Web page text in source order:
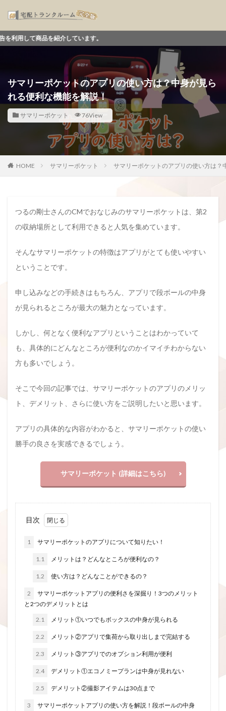
介しています。
サマリーポケットのアプリの使い方は？中身が見ら
れる便利な機能を解説！
サマリーポケット 76View
HOME サマリーポケット サマリーポケットのアプリの使い方は？
つるの剛士さんのCMでおなじみのサマリーポケットは、第2
の収納場所として利用できると人気を集めています。
そんなサマリーポケットの特徴はアプリがとても使いやすい
ということです。
申し込みなどの手続きはもちろん、アプリで段ボールの中身
が見られるところが最大の魅力となっています。
しかし、何となく便利なアプリということはわかっていて
も、具体的にどんなところが便利なのかイマイチわからない
方も多いでしょう。
そこで今回の記事では、サマリーポケットのアプリのメリッ
ト、デメリット、さらに使い方をご説明したいと思います。
アプリの具体的な内容がわかると、サマリーポケットの使い
勝手の良さを実感できるでしょう。
サマリーポケット (詳細はこちら)
目次
1 サマリーポケットのアプリについて知りたい！
1.1 メリットは？どんなところが便利なの？
1.2 使い方は？どんなことができるの？
2
サマリーポケットアプリの便利さを深掘り！3つのメリット
と2つのデメリットとは
2.1 メリット①いつでもボックスの中身が見られる
2.2 メリット②アプリで集荷から取り出しまで完結する
2.3 メリット③アプリでのオプション利用が便利
2.4 デメリット①エコノミープランは中身が見れない
2.5 デメリット②撮影アイテムは30点まで
3
サマリーポケットアプリの使い方を解説！段ボールの中身